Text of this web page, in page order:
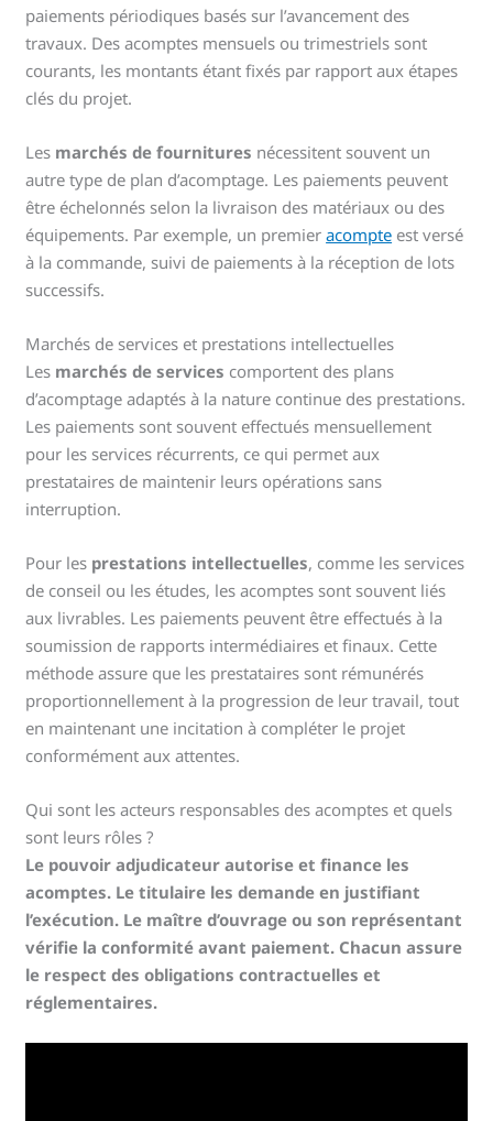
paiements périodiques basés sur l’avancement des
travaux. Des acomptes mensuels ou trimestriels sont
courants, les montants étant fixés par rapport aux étapes
clés du projet.
Les marchés de fournitures nécessitent souvent un
autre type de plan d’acomptage. Les paiements peuvent
être échelonnés selon la livraison des matériaux ou des
équipements. Par exemple, un premieracompte est versé
à la commande, suivi de paiements à la réception de lots
successifs.
Marchés de services et prestations intellectuelles
Les marchés de services comportent des plans
d’acomptage adaptés à la nature continue des prestations.
Les paiements sont souvent effectués mensuellement
pour les services récurrents, ce qui permet aux
prestataires de maintenir leurs opérations sans
interruption.
Pour les prestations intellectuelles, comme les services
de conseil ou les études, les acomptes sont souvent liés
aux livrables. Les paiements peuvent être effectués à la
soumission de rapports intermédiaires et finaux. Cette
méthode assure que les prestataires sont rémunérés
proportionnellement à la progression de leur travail, tout
en maintenant une incitation à compléter le projet
conformément aux attentes.
Qui sont les acteurs responsables des acomptes et quels
sont leurs rôles ?
Le pouvoir adjudicateur autorise et finance les
acomptes. Le titulaire les demande en justifiant
l’exécution. Le maître d’ouvrage ou son représentant
vérifie la conformité avant paiement. Chacun assure
le respect des obligations contractuelles et
réglementaires.